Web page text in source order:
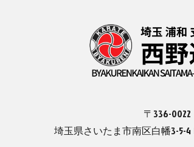
〒336-0022
埼玉県さいたま市南区白幡3-5-4